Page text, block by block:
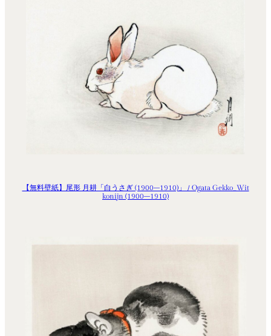
【無料壁紙】尾形 月耕「白うさぎ (1900–1910)」 / Ogata Gekko_Wit
konijn (1900–1910)